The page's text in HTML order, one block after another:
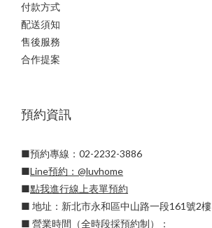
付款方式
配送須知
售後服務
合作提案
預約資訊
■預約專線：02-2232-3886
■Line預約： @luvhome
■點我進行線上表單預約
■ 地址：新北市永和區中山路一段161號2樓
■ 營業時間（全時段採預約制）：